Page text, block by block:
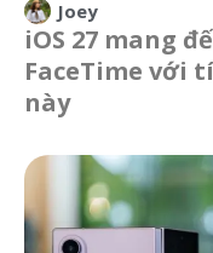
Joey
iOS 27 mang
FaceTime với
này